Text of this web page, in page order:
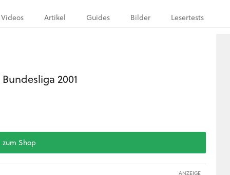
Videos Artikel Guides Bilder Lesertests
2001
zum Shop
ANZEIGE